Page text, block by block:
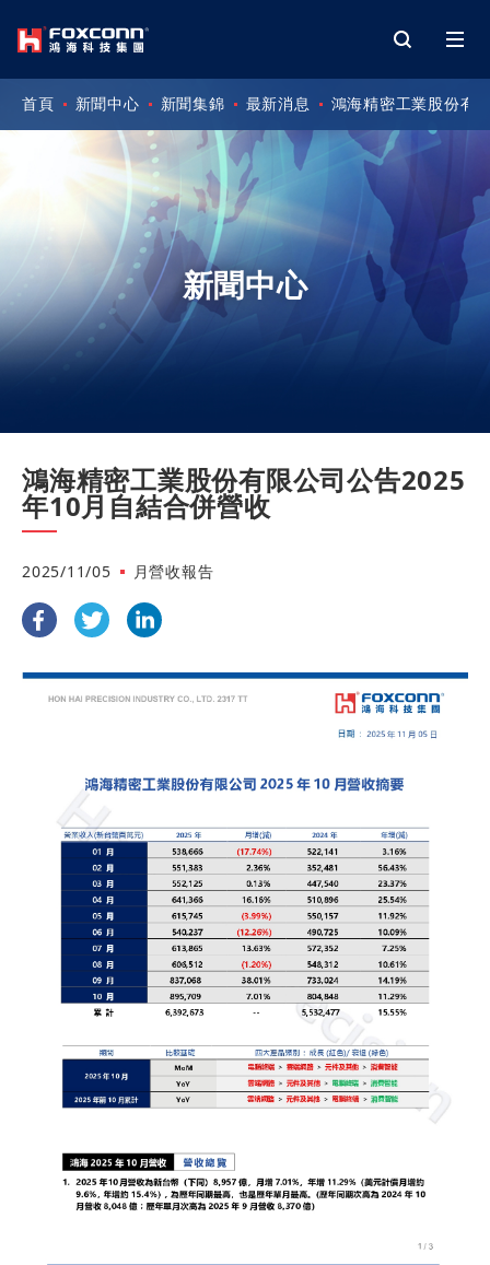
新聞中心
首頁 新聞中心 新聞集錦 最新消息 鴻海精密工業股份有
鴻海精密工業股份有限公司公告2025
年10月自結合併營收
2025/11/05 月營收報告